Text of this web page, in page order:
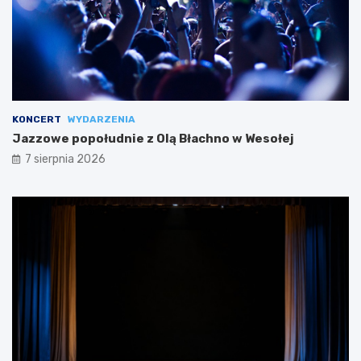
KONCERT WYDARZENIA
Jazzowe popołudnie z Olą Błachno w Wesołej
7 sierpnia 2026